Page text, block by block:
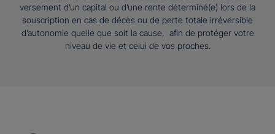
versement d’un capital ou d’une rente déterminé(e) lors de la
souscription en cas de décès ou de perte totale irréversible
d’autonomie quelle que soit la cause, afin de protéger votre
niveau de vie et celui de vos proches.